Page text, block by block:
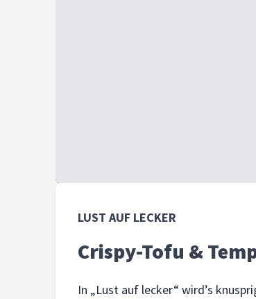
LUST AUF LECKER
Crispy-Tofu &
In „Lust auf lecker“ wird’s